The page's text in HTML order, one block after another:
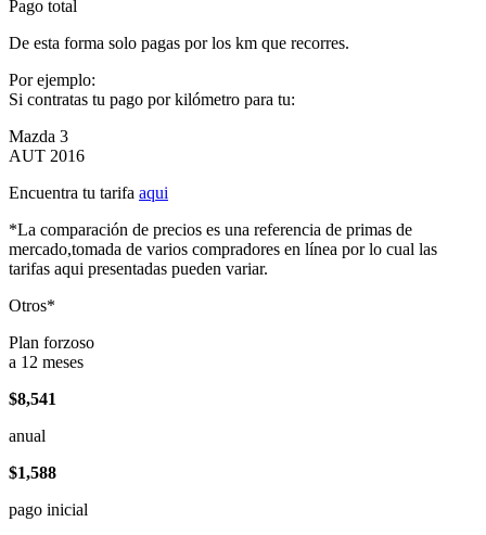
Pago total
De esta forma solo pagas por los km que recorres.
Por ejemplo:
Si contratas tu pago por kilómetro para tu:
Mazda 3
AUT 2016
Encuentra tu tarifa aqui
*La comparación de precios es una referencia de primas de
mercado,tomada de varios compradores en línea por lo cual las
tarifas aqui presentadas pueden variar.
Otros*
Plan forzoso
a 12 meses
$8,541
anual
$1,588
pago inicial